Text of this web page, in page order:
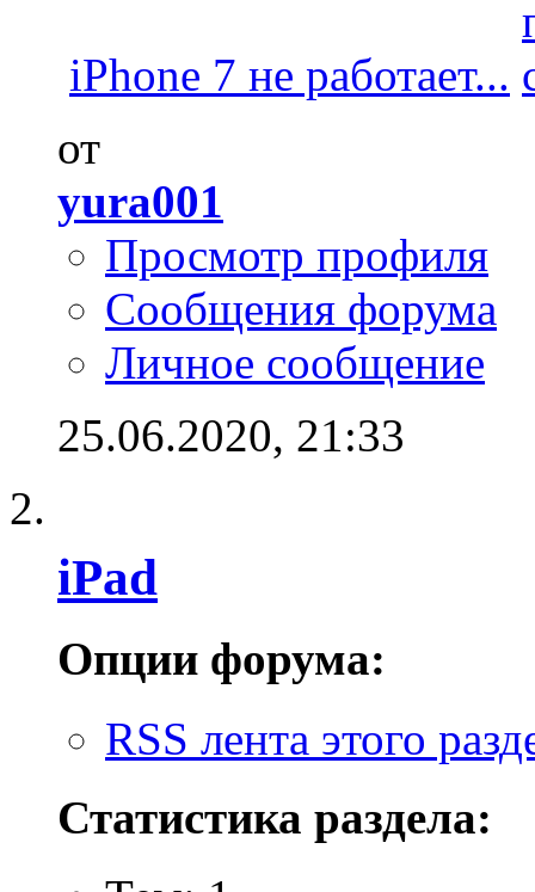
iPhone 7 не работает...
от
yura001
Просмотр профиля
Сообщения форума
Личное сообщение
25.06.2020, 21:33
iPad
Опции форума:
RSS лента этого
Статистика раздела: